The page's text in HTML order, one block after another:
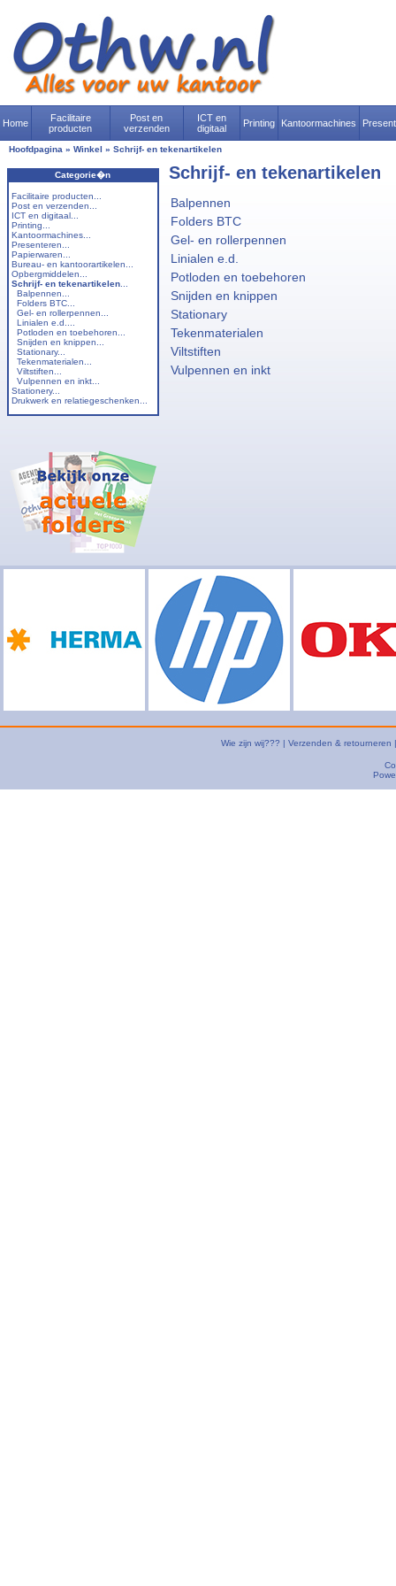
Home
Facilitaire
producten
Post en
verzenden
ICT en
digitaal
Printing Kantoormachines
Hoofdpagina » Winkel » Schrijf- en tekenartikelen
Categorie�n
Facilitaire producten...
Post en verzenden...
ICT en digitaal...
Printing...
Kantoormachines...
Presenteren...
Papierwaren...
Bureau- en kantoorartikelen...
Opbergmiddelen...
Schrijf- en tekenartikelen
Balpennen...
Folders BTC...
Gel- en rollerpennen...
Linialen e.d....
Potloden en toebehoren...
Snijden en knippen...
Stationary...
Tekenmaterialen...
Viltstiften...
Vulpennen en inkt...
Stationery...
Drukwerk en relatiegeschenken...
Schrijf- en tekenartikelen
Balpennen
Folders BTC
Gel- en rollerpennen
Linialen e.d.
Potloden en toebehoren
Snijden en knippen
Stationary
Tekenmaterialen
Viltstiften
Vulpennen en inkt
Wie zijn wij??? | Verzenden & retourneren